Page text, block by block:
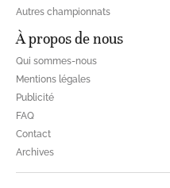
Autres championnats
À propos de nous
Qui sommes-nous
Mentions légales
Publicité
FAQ
Contact
Archives